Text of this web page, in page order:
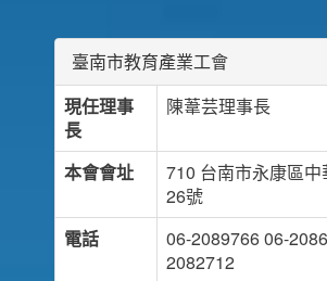
臺南市教育產業工會
現任理事
長
陳葦芸理事長
本會會址
710 台南市永康區
26號
電話
06-2089766 06-
2082712